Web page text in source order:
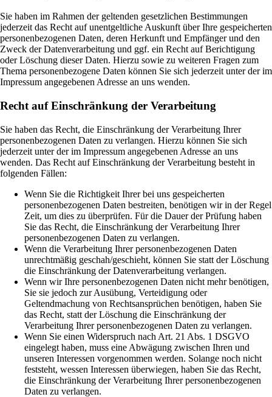
Sie haben im Rahmen der geltenden gesetzlichen Bestimmungen
jederzeit das Recht auf unentgeltliche Auskunft über Ihre gespeicherten
personenbezogenen Daten, deren Herkunft und Empfänger und den
Zweck der Datenverarbeitung und ggf. ein Recht auf Berichtigung
oder Löschung dieser Daten. Hierzu sowie zu weiteren Fragen zum
Thema personenbezogene Daten können Sie sich jederzeit unter der im
Impressum angegebenen Adresse an uns wenden.
Recht auf Einschränkung der Verarbeitung
Sie haben das Recht, die Einschränkung der Verarbeitung Ihrer
personenbezogenen Daten zu verlangen. Hierzu können Sie sich
jederzeit unter der im Impressum angegebenen Adresse an uns
wenden. Das Recht auf Einschränkung der Verarbeitung besteht in
folgenden Fällen:
Wenn Sie die Richtigkeit Ihrer bei uns gespeicherten
personenbezogenen Daten bestreiten, benötigen wir in der Regel
Zeit, um dies zu überprüfen. Für die Dauer der Prüfung haben
Sie das Recht, die Einschränkung der Verarbeitung Ihrer
personenbezogenen Daten zu verlangen.
Wenn die Verarbeitung Ihrer personenbezogenen Daten
unrechtmäßig geschah/geschieht, können Sie statt der Löschung
die Einschränkung der Datenverarbeitung verlangen.
Wenn wir Ihre personenbezogenen Daten nicht mehr benötigen,
Sie sie jedoch zur Ausübung, Verteidigung oder
Geltendmachung von Rechtsansprüchen benötigen, haben Sie
das Recht, statt der Löschung die Einschränkung der
Verarbeitung Ihrer personenbezogenen Daten zu verlangen.
Wenn Sie einen Widerspruch nach Art. 21 Abs. 1 DSGVO
eingelegt haben, muss eine Abwägung zwischen Ihren und
unseren Interessen vorgenommen werden. Solange noch nicht
feststeht, wessen Interessen überwiegen, haben Sie das Recht,
die Einschränkung der Verarbeitung Ihrer personenbezogenen
Daten zu verlangen.